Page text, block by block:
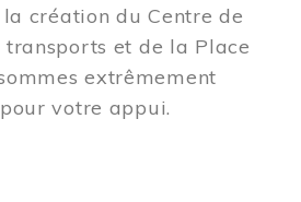
création du Centre de
et de la Place
extrêmement
votre appui.